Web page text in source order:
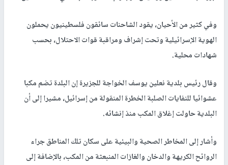
وفي كثير من الأحيان، يقود الشاحنات سائقون فلسطينيون يحملون
الهوية الإسرائيلية وتحت إشراف ومراقبة قوات الاحتلال، بحسب
شهادات محلية.
وقال رئيس بلدية نعلين يوسف الخواجة للجزيرة إن البلدة تضم مكبا
عشوائيا للنفايات الصلبة الخطرة المنقولة من إسرائيل، مشيرا إلى أن
البلدية حاولت إغلاق المكب منذ إنشائه.
وأشار إلى المخاطر الصحية والبيئية على سكان تلك المناطق جراء
الروائح الكريهة والدخان والغازات المنبعثة من المكب، بالإضافة إلى